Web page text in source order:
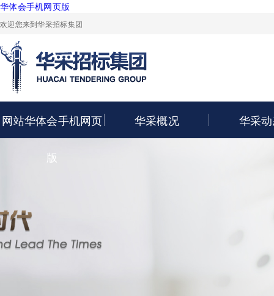
华体会手机网页版
欢迎您来到华采招标集团
网站华体会手机网页
版
华采概况 华采